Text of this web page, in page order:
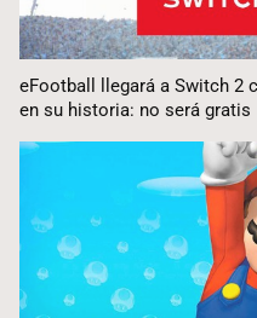
eFootball llegará a Switch 2
en su historia: no será gratis